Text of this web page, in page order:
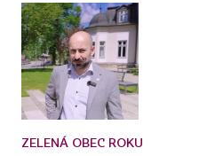
ZELENÁ OBEC ROKU